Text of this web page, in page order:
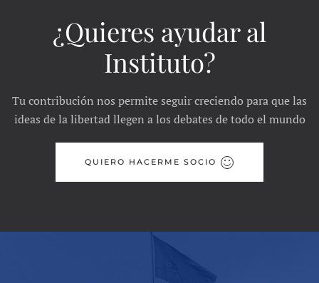
¿Quieres ayudar al
Instituto?
Tu contribución nos permite seguir creciendo para que las
ideas de la libertad llegen a los debates de todo el mundo
QUIERO HACERME SOCIO